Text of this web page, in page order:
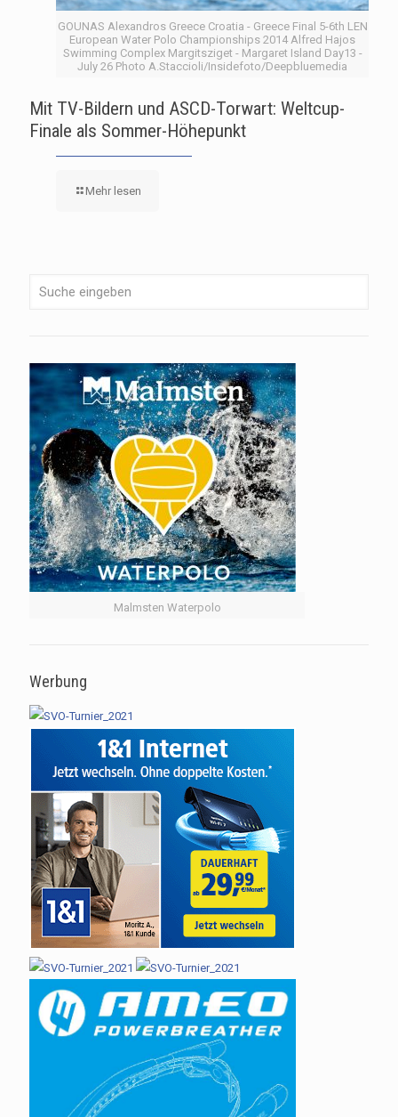
GOUNAS Alexandros Greece Croatia - Greece Final 5-6th LEN
European Water Polo Championships 2014 Alfred Hajos
Swimming Complex Margitsziget - Margaret Island Day13 -
July 26 Photo A.Staccioli/Insidefoto/Deepbluemedia
Mit TV-Bildern und ASCD-Torwart: Weltcup-
Finale als Sommer-Höhepunkt
Mehr lesen
Malmsten Waterpolo
Werbung